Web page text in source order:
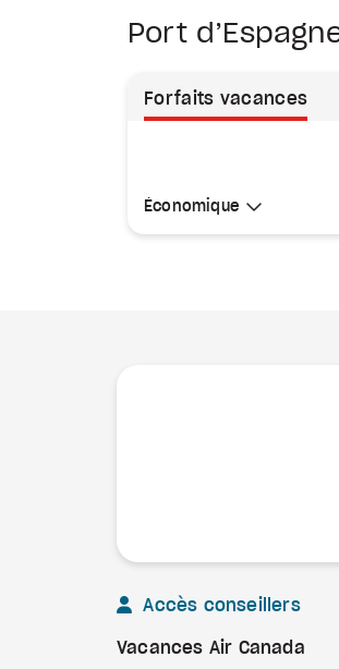
Port
Forfaits vacances
Sélectionner une
Économique
Économique
Accès conseillers
Vacances Air Canada